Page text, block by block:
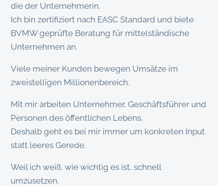
die der Unternehmerin.
Ich bin zertifiziert nach EASC Standard und biete
BVMW geprüfte Beratung für mittelständische
Unternehmen an.
Viele meiner Kunden bewegen Umsätze im
zweistelligen Millionenbereich.
Mit mir arbeiten Unternehmer, Geschäftsführer und
Personen des öffentlichen Lebens.
Deshalb geht es bei mir immer um konkreten Input
statt leeres Gerede.
Weil ich weiß, wie wichtig es ist, schnell
umzusetzen.